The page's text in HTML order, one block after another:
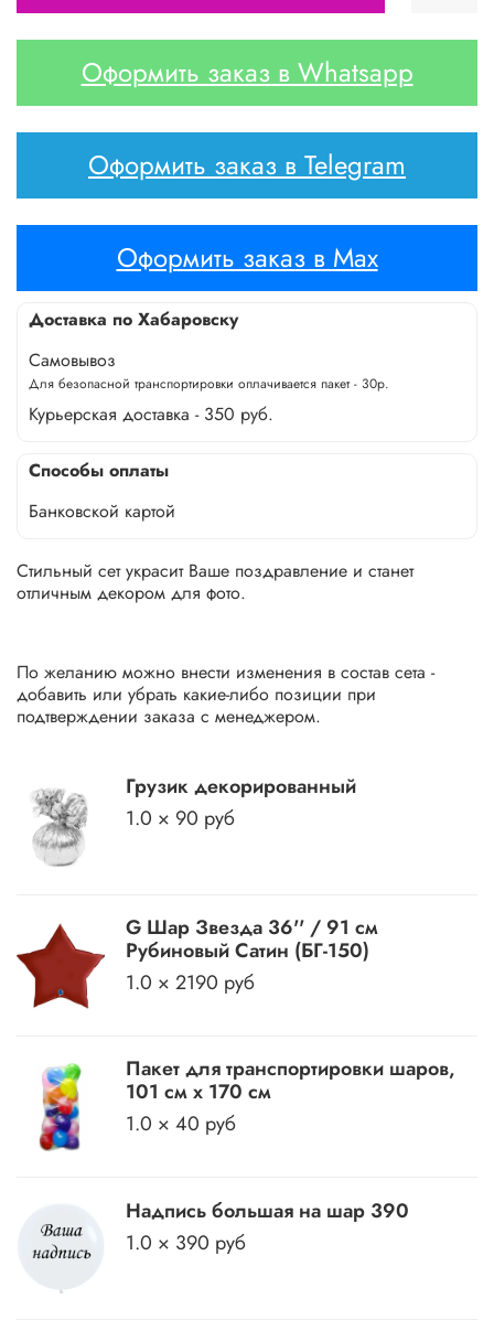
Оформить заказ в Whatsapp
Оформить заказ в Telegram
Оформить заказ в Max
Доставка по Хабаровску
Самовывоз
Для безопасной транспортировки оплачивается пакет - 30р.
Курьерская доставка - 350 руб.
Способы оплаты
Банковской картой
Грузик декорированный
1.0 × 90 руб
G Шар Звезда 36'' / 91 см
Рубиновый Сатин (БГ-150)
1.0 × 2190 руб
Пакет для транспортировки шаров,
101 см х 170 см
1.0 × 40 руб
Надпись большая на шар 390
1.0 × 390 руб
Стильный сет украсит Ваше поздравление и станет
отличным декором для фото.
По желанию можно внести изменения в состав сета -
добавить или убрать какие-либо позиции при
подтверждении заказа с менеджером.